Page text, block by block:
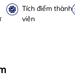
Tích điểm thành
viên